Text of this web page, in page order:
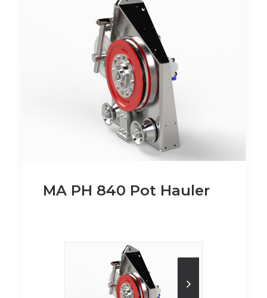
MA PH 840 Pot Hauler